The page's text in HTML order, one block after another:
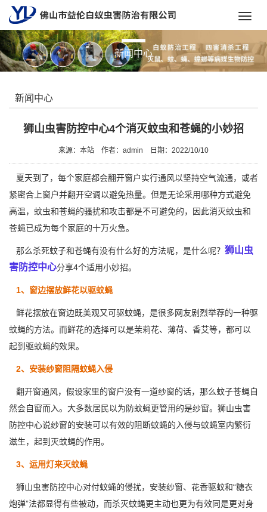
新闻中心
新闻中心
狮山虫害防控中心4个消灭蚊虫和苍蝇的小妙招
来源：本站 作者：admin 日期：2022/10/10
夏天到了，每个家庭都会翻开窗户实行通风以坚持空气流通，或者
紧密合上窗户并翻开空调以避免热量。但是无论采用哪种方式避免
高温，蚊虫和苍蝇的骚扰和攻击都是不可避免的，因此消灭蚊虫和
苍蝇已成为每个家庭的十万火急。
那么杀死蚊子和苍蝇有没有什么好的方法呢，是什么呢？ 狮山虫
害防控中心分享4个适用小妙招。
1、窗边摆放鲜花以驱蚊蝇
鲜花摆放在窗边既美观又可驱蚊蝇，是很多网友剧烈举荐的一种驱
蚊蝇的方法。而鲜花的选择可以是茉莉花、薄荷、香艾等，都可以
起到驱蚊蝇的效果。
2、安装纱窗阻隔蚊蝇入侵
翻开窗通风，假设家里的窗户没有一道纱窗的话，那么蚊子苍蝇自
然会自窗而入。大多数居民以为防蚊蝇更管用的是纱窗。狮山虫害
防控中心说纱窗的安装可以有效的阻断蚊蝇的入侵与蚊蝇室内繁衍
滋生，起到灭蚊蝇的作用。
3、运用灯来灭蚊蝇
狮山虫害防控中心对付蚊蝇的侵扰，安装纱窗、花香驱蚊和“糖衣
炮弹”法都显得有些被动，而杀灭蚊蝇更主动也更为有效同是更对身